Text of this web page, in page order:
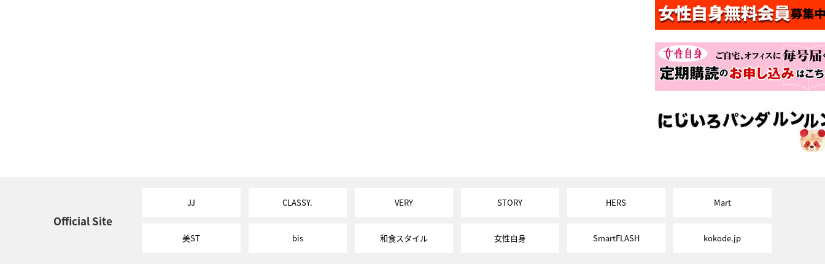
Official Site
JJ CLASSY. VERY STORY HERS Mart
美ST bis 和食スタイル 女性自身 SmartFLASH kokode.jp